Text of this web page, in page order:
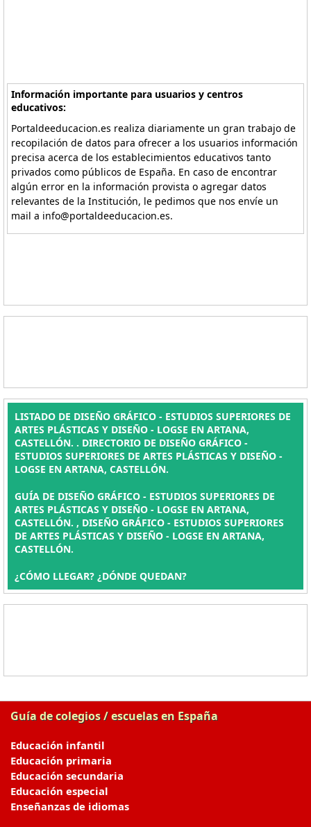
Información importante para usuarios y centros
educativos:
Portaldeeducacion.es realiza diariamente un gran trabajo de
recopilación de datos para ofrecer a los usuarios información
precisa acerca de los establecimientos educativos tanto
privados como públicos de España. En caso de encontrar
algún error en la información provista o agregar datos
relevantes de la Institución, le pedimos que nos envíe un
mail a info@portaldeeducacion.es.
LISTADO DE DISEÑO GRÁFICO - ESTUDIOS SUPERIORES DE
ARTES PLÁSTICAS Y DISEÑO - LOGSE EN ARTANA,
CASTELLÓN. . DIRECTORIO DE DISEÑO GRÁFICO -
ESTUDIOS SUPERIORES DE ARTES PLÁSTICAS Y DISEÑO -
LOGSE EN ARTANA, CASTELLÓN.
GUÍA DE DISEÑO GRÁFICO - ESTUDIOS SUPERIORES DE
ARTES PLÁSTICAS Y DISEÑO - LOGSE EN ARTANA,
CASTELLÓN. , DISEÑO GRÁFICO - ESTUDIOS SUPERIORES
DE ARTES PLÁSTICAS Y DISEÑO - LOGSE EN ARTANA,
CASTELLÓN.
¿CÓMO LLEGAR? ¿DÓNDE QUEDAN?
Guía de colegios / escuelas en España
Educación infantil
Educación primaria
Educación secundaria
Educación especial
Enseñanzas de idiomas